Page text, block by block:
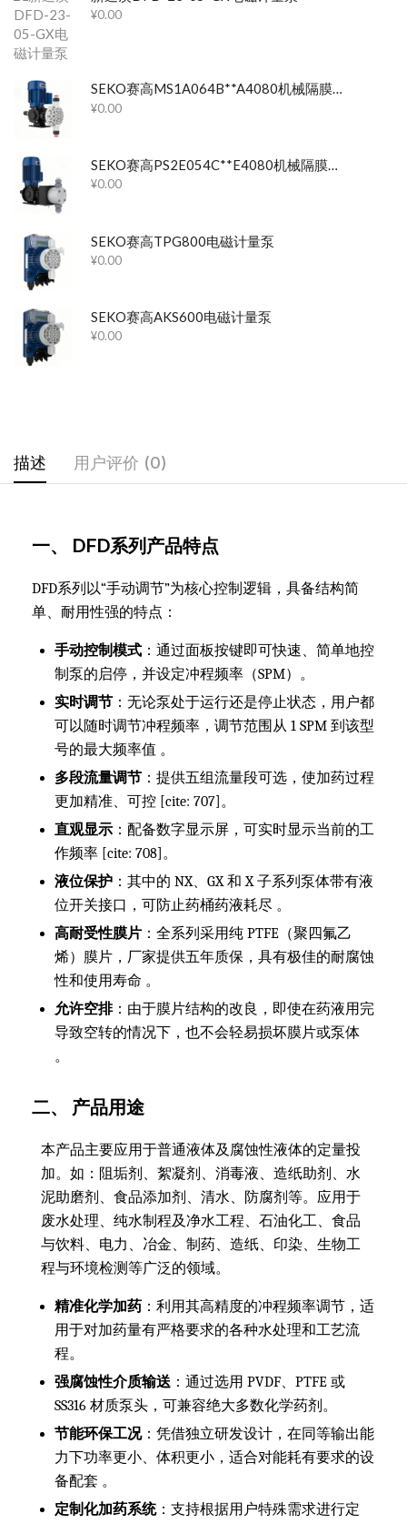
¥0.00
SEKO赛高MS1A064B**A4080机械隔膜计量泵
¥0.00
SEKO赛高PS2E054C**E4080机械隔膜计量泵
¥0.00
SEKO赛高TPG800电磁计量泵
¥0.00
SEKO赛高AKS600电磁计量泵
¥0.00
描述 用户评价 (0)
一、 DFD系列产品特点
DFD系列以“手动调节”为核心控制逻辑，具备结构简
单、耐用性强的特点：
手动控制模式 ：通过面板按键即可快速、简单地控
制泵的启停，并设定冲程频率（SPM）。
实时调节 ：无论泵处于运行还是停止状态，用户都
可以随时调节冲程频率，调节范围从 1 SPM 到该型
号的最大频率值 。
多段流量调节 ：提供五组流量段可选，使加药过程
更加精准、可控 [cite: 707]。
直观显示 ：配备数字显示屏，可实时显示当前的工
作频率 [cite: 708]。
液位保护 ：其中的 NX、GX 和 X 子系列泵体带有液
位开关接口，可防止药桶药液耗尽 。
高耐受性膜片 ：全系列采用纯 PTFE（聚四氟乙
烯）膜片，厂家提供五年质保，具有极佳的耐腐蚀
性和使用寿命 。
允许空排：由于膜片结构的改良，即使在药液用完
导致空转的情况下，也不会轻易损坏膜片或泵体
。
二、 产品用途
本产品主要应用于普通液体及腐蚀性液体的定量投
加。如：阻垢剂、絮凝剂、消毒液、造纸助剂、水
泥助磨剂、食品添加剂、清水、防腐剂等。应用于
废水处理、纯水制程及净水工程、石油化工、食品
与饮料、电力、冶金、制药、造纸、印染、生物工
程与环境检测等广泛的领域。
精准化学加药 ：利用其高精度的冲程频率调节，适
用于对加药量有严格要求的各种水处理和工艺流
程。
强腐蚀性介质输送 ：通过选用 PVDF、PTFE 或
SS316 材质泵头，可兼容绝大多数化学药剂。
节能环保工况：凭借独立研发设计，在同等输出能
力下功率更小、体积更小，适合对能耗有要求的设
备配套 。
定制化加药系统：支持根据用户特殊需求进行定